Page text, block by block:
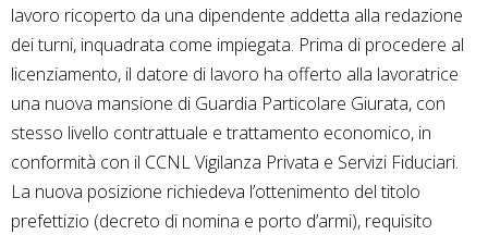
lavoro ricoperto da una dipendente addetta alla redazione
dei turni, inquadrata come impiegata. Prima di procedere al
licenziamento, il datore di lavoro ha offerto alla lavoratrice
una nuova mansione di Guardia Particolare Giurata, con
stesso livello contrattuale e trattamento economico, in
conformità con il CCNL Vigilanza Privata e Servizi Fiduciari.
La nuova posizione richiedeva l’ottenimento del titolo
prefettizio (decreto di nomina e porto d’armi), requisito